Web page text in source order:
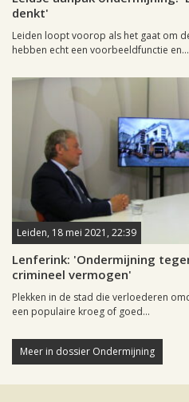
denkt'
Leiden loopt voorop als het gaat om
hebben echt een voorbeeldfunctie en...
Leiden, 18 mei 2021, 22:39
Lenferink: 'Ondermijning
crimineel vermogen'
Plekken in de stad die verloederen
een populaire kroeg of goed...
Meer in dossier Ondermijning